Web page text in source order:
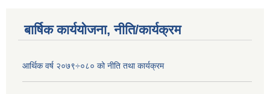
बार्षिक कार्ययोजना, नीति/कार्यक्रम
आर्थिक वर्ष २०७९÷०८० को नीति तथा कार्यक्रम